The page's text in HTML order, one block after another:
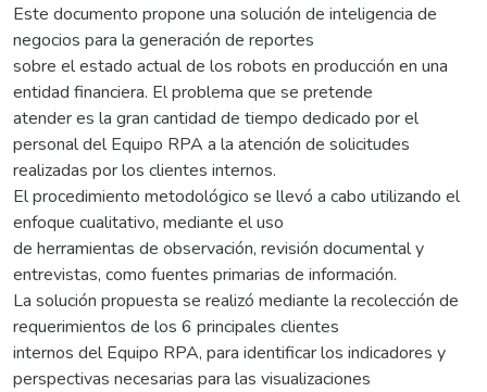
Este documento propone una solución de inteligencia de
negocios para la generación de reportes
sobre el estado actual de los robots en producción en una
entidad financiera. El problema que se pretende
atender es la gran cantidad de tiempo dedicado por el
personal del Equipo RPA a la atención de solicitudes
realizadas por los clientes internos.
El procedimiento metodológico se llevó a cabo utilizando el
enfoque cualitativo, mediante el uso
de herramientas de observación, revisión documental y
entrevistas, como fuentes primarias de información.
La solución propuesta se realizó mediante la recolección de
requerimientos de los 6 principales clientes
internos del Equipo RPA, para identificar los indicadores y
perspectivas necesarias para las visualizaciones